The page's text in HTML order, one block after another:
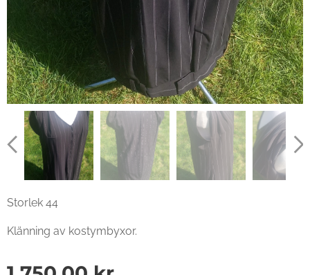
Storlek 44
Klänning av kostymbyxor.